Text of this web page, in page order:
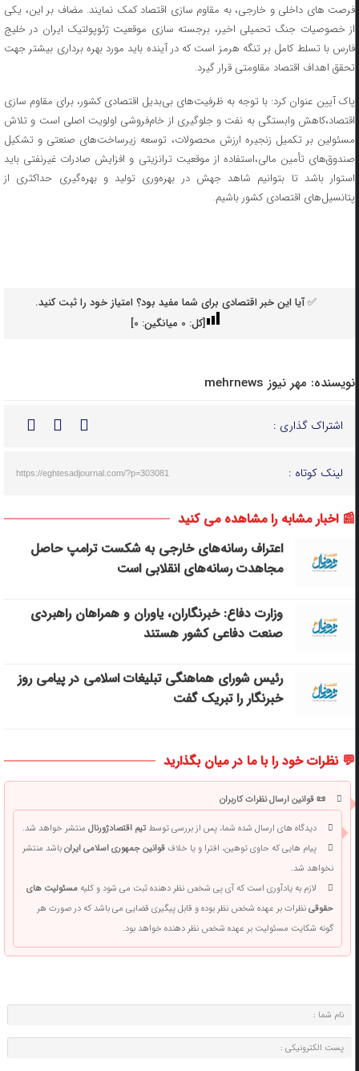
فرصت های داخلی و خارجی، به مقاوم سازی اقتصاد کمک نمایند. مضاف بر این، یکی
از خصوصیات جنگ تحمیلی اخیر، برجسته سازی موقعیت ژئوپولتیک ایران در خلیج
فارس با تسلط کامل بر تنگه هرمز است که در آینده باید مورد بهره برداری بیشتر جهت
تحقق اهداف اقتصاد مقاومتی قرار گیرد.
پاک آیین عنوان کرد: با توجه به ظرفیت‌های بی‌بدیل اقتصادی کشور، برای مقاوم سازی
اقتصاد،کاهش وابستگی به نفت و جلوگیری از خام‌فروشی اولویت اصلی است و تلاش
مسئولین بر تکمیل زنجیره ارزش محصولات، توسعه زیرساخت‌های صنعتی و تشکیل
صندوق‌های تأمین مالی،استفاده از موقعیت ترانزیتی و افزایش صادرات غیرنفتی باید
استوار باشد تا بتوانیم شاهد جهش در بهره‌وری تولید و بهره‌گیری حداکثری از
پتانسیل‌های اقتصادی کشور باشیم.
✅ آیا این خبر اقتصادی برای شما مفید بود؟ امتیاز خود را ثبت کنید.
[کل: 0میانگین: 0
]
نویسنده: مهر نیوز mehrnews
اشتراک گذاری :
لینک کوتاه : https://eghtesadjournal.com/?p=303081
📰 اخبار مشابه را مشاهده می کنید
اعتراف رسانه‌های خارجی به شکست ترامپ حاصل
مجاهدت رسانه‌های انقلابی است
وزارت دفاع: خبرنگاران، یاوران و همراهان راهبردی
صنعت دفاعی کشور هستند
رئیس شورای هماهنگی تبلیغات اسلامی در پیامی روز
خبرنگار را تبریک گفت
💬 نظرات خود را با ما در میان بگذارید
📜 قوانین ارسال نظرات کاربران
دیدگاه های ارسال شده شما، پس از بررسی توسطتیم اقتصادژورنالمنتشر خواهد شد.
پیام هایی که حاوی توهین، افترا و یا خلافقوانین جمهوری اسلامی ایرانباشد منتشر
نخواهد شد.
لازم به یادآوری است که آی پی شخص نظر دهنده ثبت می شود و کلیهمسئولیت های
حقوقینظرات بر عهده شخص نظر بوده و قابل پیگیری قضایی می باشد که در صورت هر
گونه شکایت مسئولیت بر عهده شخص نظر دهنده خواهد بود.